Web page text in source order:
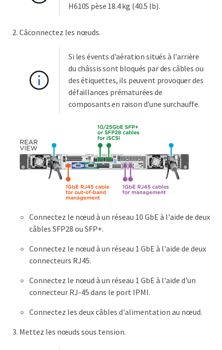
H610S pèse 18.4 kg (40.5 lb).
Câconnectez les nœuds.
Si les évents d'aération situés à l'arrière
du châssis sont bloqués par des câbles ou
des étiquettes, ils peuvent provoquer des
défaillances prématurées de
composants en raison d'une surchauffe.
Connectez le nœud à un réseau 10 GbE à l'aide de deux
câbles SFP28 ou SFP+.
Connectez le nœud à un réseau 1 GbE à l'aide de deux
connecteurs RJ45.
Connectez le nœud à un réseau 1 GbE à l'aide d'un
connecteur RJ-45 dans le port IPMI.
Connectez les deux câbles d'alimentation au nœud.
Mettez les nœuds sous tension.